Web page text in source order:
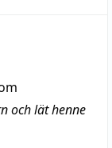
och lät henne